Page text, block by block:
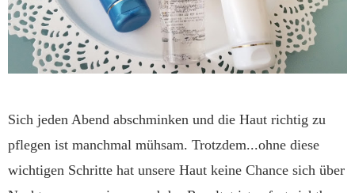
Sich jeden Abend abschminken und die Haut richtig zu
pflegen ist manchmal mühsam. Trotzdem...ohne diese
wichtigen Schritte hat unsere Haut keine Chance sich über